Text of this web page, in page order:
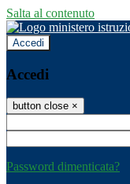
Salta al contenuto
Accedi
Accedi
button close ×
Password dimenticata?